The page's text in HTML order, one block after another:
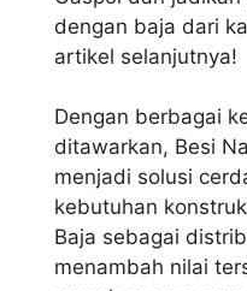
dengan baja dari
artikel selanjutnya!
Dengan berbagai
ditawarkan, Besi
menjadi solusi
kebutuhan
Baja sebagai
menambah nilai